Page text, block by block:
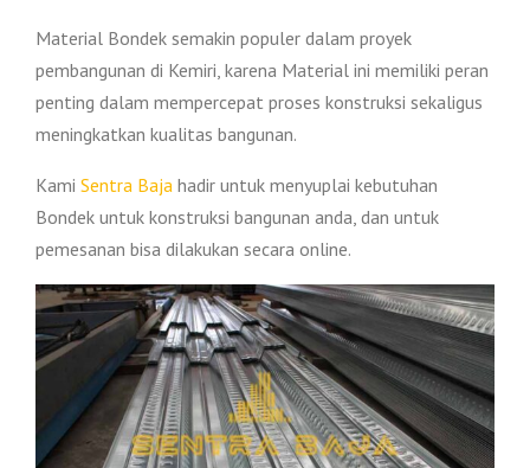
Material Bondek semakin populer dalam proyek
pembangunan di Kemiri, karena Material ini memiliki peran
penting dalam mempercepat proses konstruksi sekaligus
meningkatkan kualitas bangunan.
Kami Sentra Baja hadir untuk menyuplai kebutuhan
Bondek untuk konstruksi bangunan anda, dan untuk
pemesanan bisa dilakukan secara online.